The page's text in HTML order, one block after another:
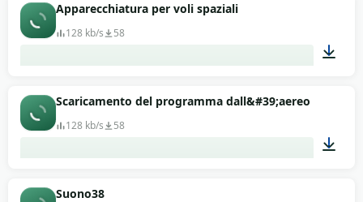
Apparecchiatura per voli spaziali
128 kb/s 58
00:13
Scaricamento del programma dall&#39;aereo
128 kb/s 58
Suono38